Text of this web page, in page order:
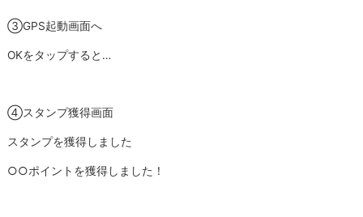
③GPS起動画面へ
OKをタップすると…
④スタンプ獲得画面
スタンプを獲得しました
○○ポイントを獲得しました！